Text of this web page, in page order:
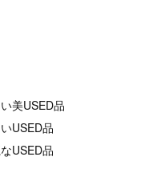
美USED品
USED品
USED品